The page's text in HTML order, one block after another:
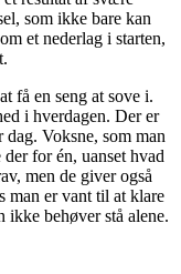
som ikke bare kan
et nederlag i starten,
få en seng at sove i.
i hverdagen. Der er
Voksne, som man
for én, uanset hvad
men de giver også
man er vant til at klare
ikke behøver stå alene.